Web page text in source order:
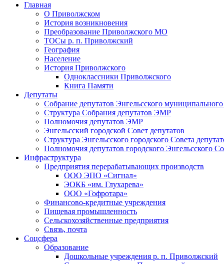
Главная
О Приволжском
История возникновения
Преобразование Приволжского МО
ТОСы р. п. Приволжский
География
Население
История Приволжского
Одноклассники Приволжского
Книга Памяти
Депутаты
Собрание депутатов Энгельсского
Структура Собрания депутатов ЭМР
Полномочия депутатов ЭМР
Энгельсский городской Совет депутатов
Структура Энгельсского городского Совета
Полномочия депутатов городского Энгельсского
Инфраструктура
Предприятия перерабатывающих производств
ООО ЭПО «Сигнал»
ЭОКБ «им. Глухарева»
ООО «Гофротара»
Финансово-кредитные учреждения
Пищевая промышленность
Сельскохозяйственные предприятия
Связь, почта
Соцсфера
Образование
Дошкольные учреждения р. п. Приволжский